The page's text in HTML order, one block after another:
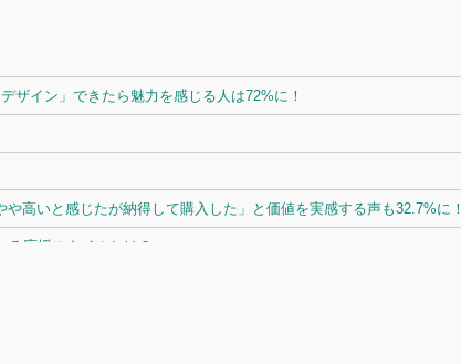
ザイン」できたら魅力を感じる人は72%に！
高いと感じたが納得して購入した」と価値を実感する声も32.7%に！
応援スタイルとは？